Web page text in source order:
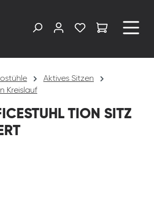
Aktives Sitzen
Kreislauf
TION SITZ